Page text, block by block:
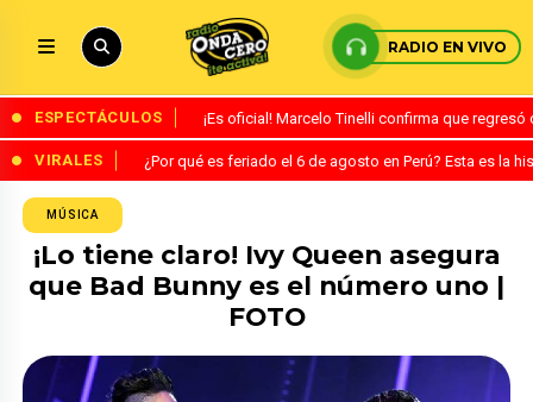
RADIO EN VIVO
ESPECTÁCULOS ¡Es oficial! Marcelo Tinelli confirma que
VIRALES ¿Por qué es feriado el 6 de agosto en Perú? Esta es la
MÚSICA
¡Lo tiene claro! Ivy Queen asegura
que Bad Bunny es el número uno |
FOTO